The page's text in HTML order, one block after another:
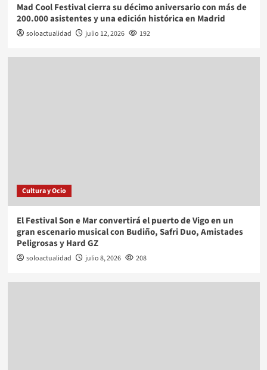
Mad Cool Festival cierra su décimo aniversario con más de
200.000 asistentes y una edición histórica en Madrid
soloactualidad julio 12, 2026 192
Cultura y Ocio
El Festival Son e Mar convertirá el puerto de Vigo en un
gran escenario musical con Budiño, Safri Duo, Amistades
Peligrosas y Hard GZ
soloactualidad julio 8, 2026 208